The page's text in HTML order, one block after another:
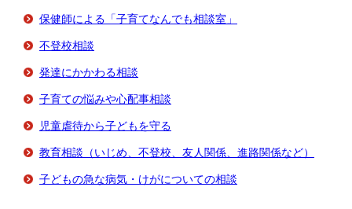
保健師による「子育てなんでも相談室」
不登校相談
発達にかかわる相談
子育ての悩みや心配事相談
児童虐待から子どもを守る
教育相談（いじめ、不登校、友人関係、進路関係など）
子どもの急な病気・けがについての相談